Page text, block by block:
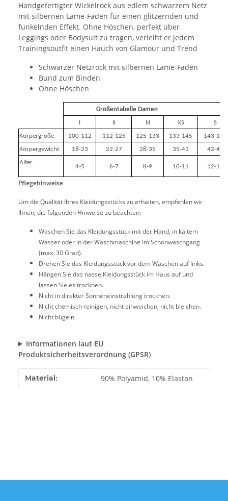
Handgefertigter Wickelrock aus edlem schwarzem Netz
mit silbernen Lame-Fäden für einen glitzernden und
funkelnden Effekt. Ohne Höschen, perfekt über
Leggings oder Bodysuit zu tragen, verleiht er jedem
Trainingsoutfit einen Hauch von Glamour und Trend
Schwarzer Netzrock mit silbernen Lame-Fäden
Bund zum Binden
Ohne Höschen
Größentabelle Damen
I
II III XS
S
Körpergröße
100-112 112-125 125-133 133-145
143-155
Körpergewicht
18-23 22-27 28-35 35-41
42-49
Alter
4-5 6-7 8-9 10-11 12-14
Pflegehinweise
Um die Qualität Ihres Kleidungsstücks zu erhalten, empfehlen wir
Ihnen, die folgenden Hinweise zu beachten:
Waschen Sie das Kleidungsstück mit der Hand, in kaltem
Wasser oder in der Waschmaschine im Schonwaschgang
(max. 30 Grad).
Drehen Sie das Kleidungsstück vor dem Waschen auf links.
Hängen Sie das nasse Kleidungsstück im Haus auf und
lassen Sie es trocknen.
Nicht in direkter Sonneneinstrahlung trocknen.
Nicht chemisch reinigen, nicht einweichen, nicht bleichen.
Nicht bügeln.
Informationen laut EU
Produktsicherheitsverordnung (GPSR)
Produkteigenschaft
Wert
Material: 90% Polyamid, 10% Elastan